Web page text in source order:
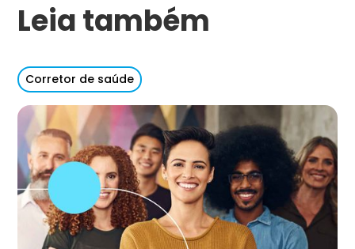
Leia também
Corretor de saúde